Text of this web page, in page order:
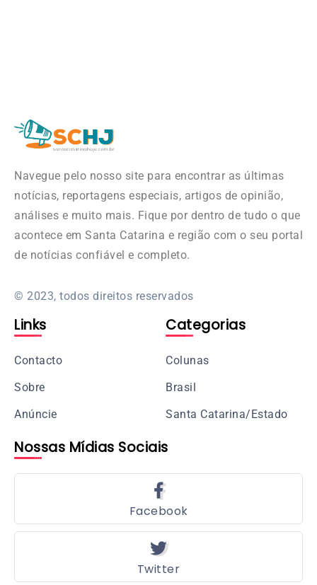
Navegue pelo nosso site para encontrar as últimas
notícias, reportagens especiais, artigos de opinião,
análises e muito mais. Fique por dentro de tudo o que
acontece em Santa Catarina e região com o seu portal
de notícias confiável e completo.
© 2023, todos direitos reservados
Links
Contacto
Sobre
Anúncie
Categorias
Colunas
Brasil
Santa Catarina/Estado
Nossas Mídias Sociais
Facebook
Twitter